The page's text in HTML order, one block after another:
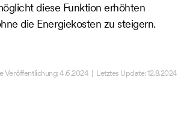
diese Funktion erhöhten
die Energiekosten zu steigern.
Veröffentlichung:4.6.2024 | Letztes Update:12.8.2024